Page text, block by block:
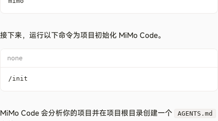
接下来，运行以下命令为项目初始化 MiMo Code。
none
/init
MiMo Code 会分析你的项目并在项目根目录创建一个 AGENTS.md